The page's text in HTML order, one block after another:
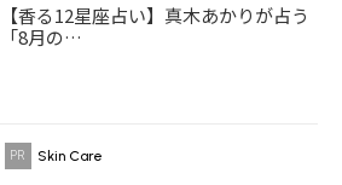
【香る12星座占い】真木あかりが占う
「8月の…
Skin Care